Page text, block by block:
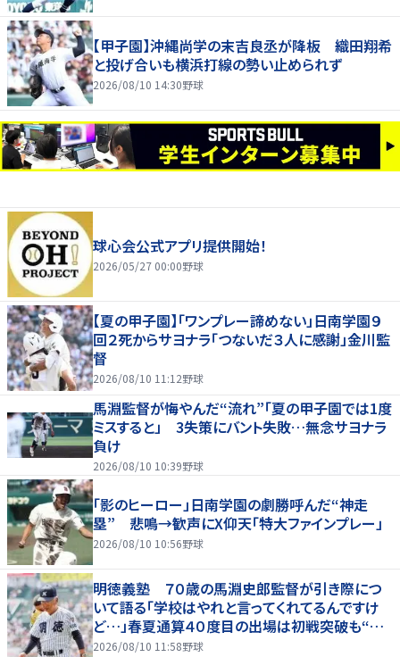
【甲子園】沖縄尚学の末吉良丞が降板 織田翔希
と投げ合いも横浜打線の勢い止められず
2026/08/10 14:30野球
球心会公式アプリ提供開始！
2026/05/27 00:00野球
【夏の甲子園】「ワンプレー諦めない」日南学園９
回２死からサヨナラ「つないだ３人に感謝」金川監
督
2026/08/10 11:12野球
馬淵監督が悔やんだ“流れ”「夏の甲子園では1度
ミスすると」 3失策にバント失敗…無念サヨナラ
負け
2026/08/10 10:39野球
「影のヒーロー」日南学園の劇勝呼んだ“神走
塁” 悲鳴→歓声にX仰天「特大ファインプレー」
2026/08/10 10:56野球
明徳義塾 ７０歳の馬淵史郎監督が引き際につ
いて語る「学校はやれと言ってくれてるんですけ
ど…」春夏通算４０度目の出場は初戦突破も“馬
淵節”炸裂
2026/08/10 11:58野球